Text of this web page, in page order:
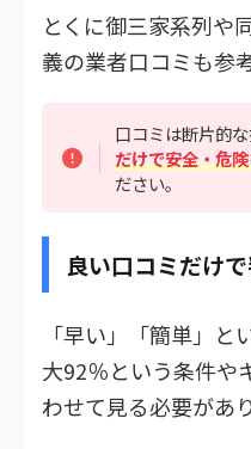
とくに御三家系列や
義の業者口コミも参
口コミは断片的
だけで安全・危
ださい。
良い口コミだけ
「早い」「簡単」と
大92％という条件や
わせて見る必要があ